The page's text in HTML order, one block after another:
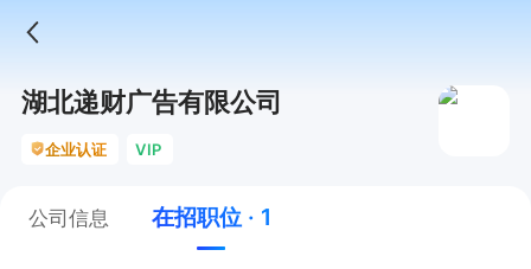
湖北递财广告有限公司
企业认证 VIP
公司信息 在招职位 · 1